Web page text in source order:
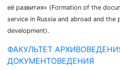
её развития» (Formation of the
service in Russia and abroad and the
development).
ФАКУЛЬТЕТ
ДОКУМЕНТОВЕДЕНИЯ